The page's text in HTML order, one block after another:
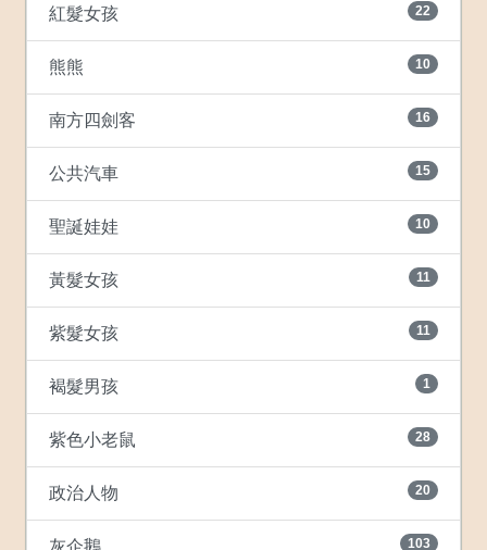
紅髮女孩 22
熊熊 10
南方四劍客 16
公共汽車 15
聖誕娃娃 10
黃髮女孩 11
紫髮女孩 11
褐髮男孩 1
紫色小老鼠 28
政治人物 20
灰企鵝 103